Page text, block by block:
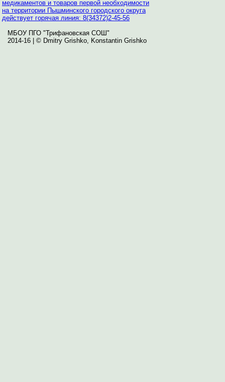
медикаментов и товаров первой необходимости
на территории Пышминского городского округа
действует горячая линия: 8(34372)2-45-56
МБОУ ПГО "Трифановская СОШ"
2014-16 | © Dmitry Grishko, Konstantin Grishko